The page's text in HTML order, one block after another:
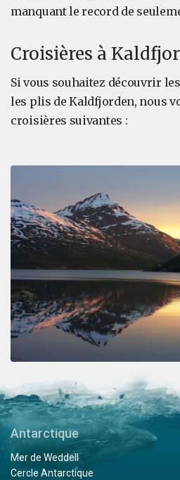
manquant le record de
Croisières à
Si vous souhaitez découvrir
les plis de Kaldfjorden, nous
croisières suivantes :
Antarctique
Mer de Weddell
Cercle Antarctique